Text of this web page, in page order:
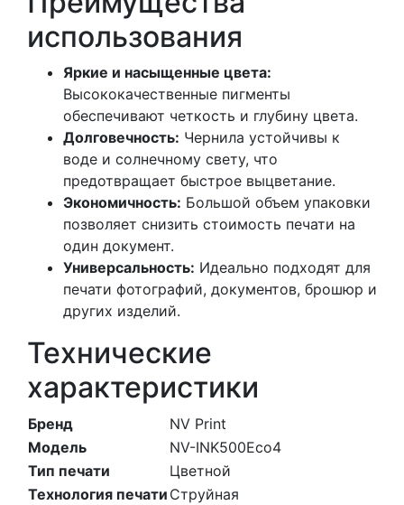
использования
Яркие и насыщенные цвета:
Высококачественные пигменты
обеспечивают четкость и глубину цвета.
Долговечность: Чернила устойчивы к
воде и солнечному свету, что
предотвращает быстрое выцветание.
Экономичность: Большой объем упаковки
позволяет снизить стоимость печати на
один документ.
Универсальность: Идеально подходят для
печати фотографий, документов, брошюр и
других изделий.
Технические
характеристики
Бренд
NV Print
Модель
NV-INK500Eco4
Тип печати
Цветной
Технология печати Струйная